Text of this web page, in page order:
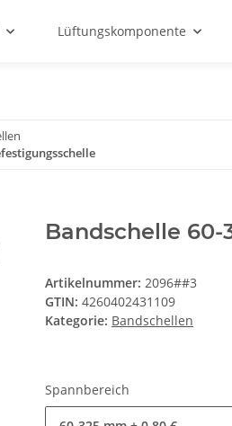
Lüftungskomponente
Bandschelle 60-
Artikelnummer: 2096##3
GTIN: 4260402431109
Kategorie: Bandschellen
Spannbereich